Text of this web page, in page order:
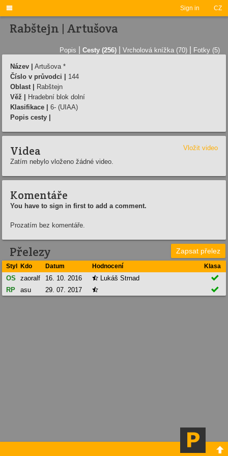
Sign in CZ

Rabštejn | Artušova
Popis Cesty (256) Vrcholová knížka (70) Fotky (5)
Název |
Artušova *
Číslo v průvodci |
144
Oblast |
Rabštejn
Věž |
Hradební blok dolní
Klasifikace |
6- (UIAA)
Popis cesty |
Videa
Vložit video
Zatím nebylo vloženo žádné video.
Komentáře
You have to sign in first to add a comment.
Prozatím bez komentáře.
Přelezy Zapsat přelez
Styl Kdo Datum Hodnocení Klasa
OS zaoralf 16. 10. 2016  Lukáš Strnad

RP
asu 29. 07. 2017  
